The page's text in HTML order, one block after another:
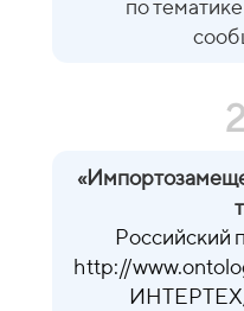
по
«
Российский
http://
ИНТЕРТЕХ,